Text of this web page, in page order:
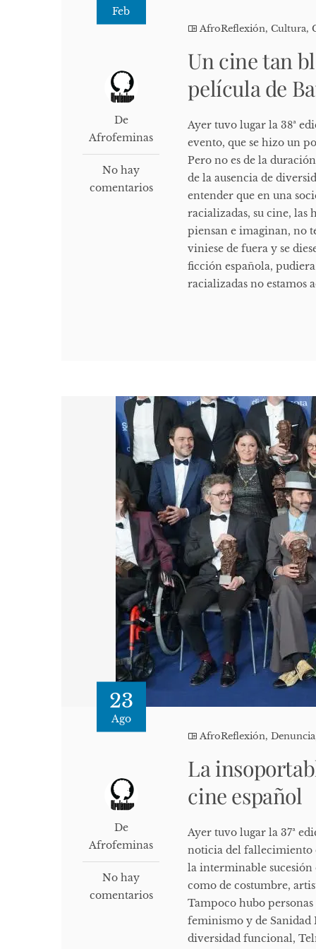
Feb
De
Afrofeminas
No hay
comentarios
AfroReflexión,Cultura,
Un cine tan
película de
Ayer tuvo lugar la 38ª
evento, que se hizo un
Pero no es de la
de la ausencia de
entender que en una
racializadas, su cine, las
piensan e imaginan, no
viniese de fuera y se
ficción española,
racializadas no estamos
23
Ago
De
Afrofeminas
No hay
comentarios
AfroReflexión,Denuncia
La
cine español
Ayer tuvo lugar la 37ª
noticia del fallecimiento
la interminable sucesión
como de costumbre,
Tampoco hubo
feminismo y de
diversidad funcional,